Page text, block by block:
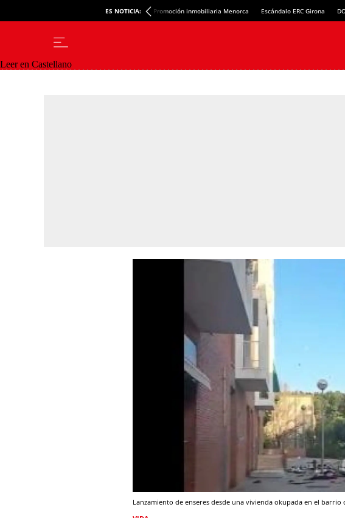
ES NOTICIA: Promoción inmobiliaria Menorca Escándalo ERC Girona
Leer en Castellano
Lanzamiento de enseres desde una vivienda okupada en el barrio